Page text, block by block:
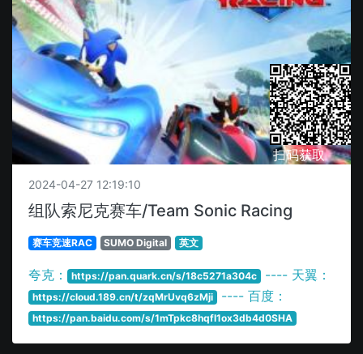
扫码获取
2024-04-27 12:19:10
组队索尼克赛车/Team Sonic Racing
赛车竞速RAC SUMO Digital 英文
夸克： https://pan.quark.cn/s/18c5271a304c ---- 天翼：
https://cloud.189.cn/t/zqMrUvq6zMji ---- 百度：
https://pan.baidu.com/s/1mTpkc8hqfl1ox3db4d0SHA